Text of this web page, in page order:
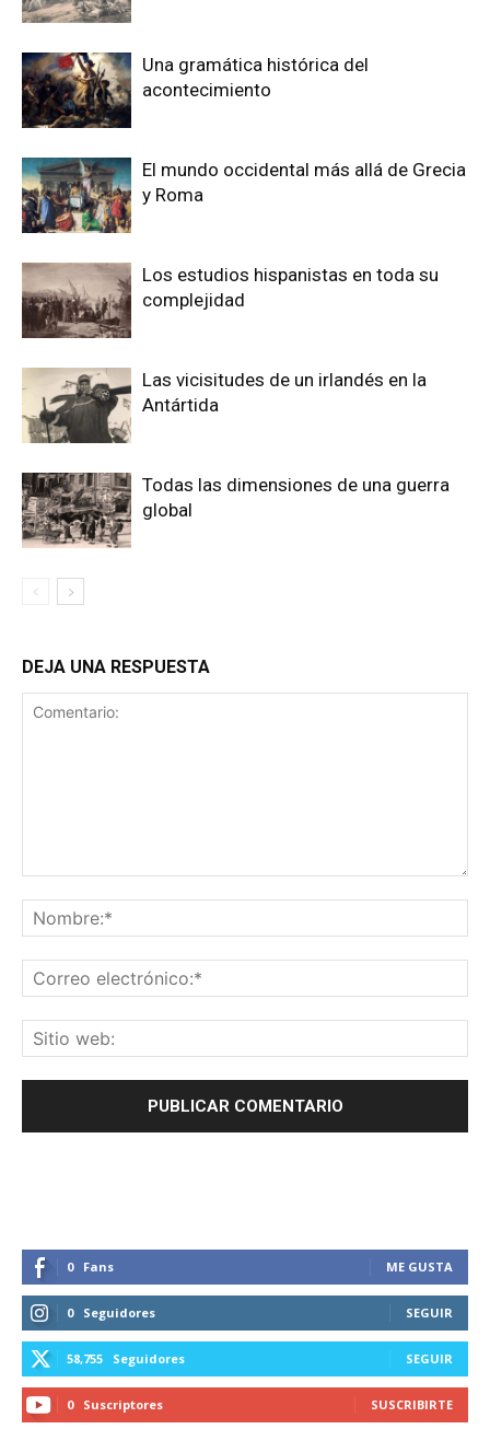
Una gramática histórica del
acontecimiento
El mundo occidental más allá de Grecia
y Roma
Los estudios hispanistas en toda su
complejidad
Las vicisitudes de un irlandés en la
Antártida
Todas las dimensiones de una guerra
global
DEJA UNA RESPUESTA
0 Fans ME GUSTA
0 Seguidores SEGUIR
58,755 Seguidores SEGUIR
0 Suscriptores SUSCRIBIRTE